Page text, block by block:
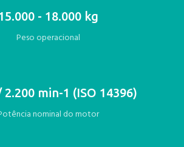
- 18.000 kg
Peso operacional
2.200 min-1 (ISO 14396)
nominal do motor